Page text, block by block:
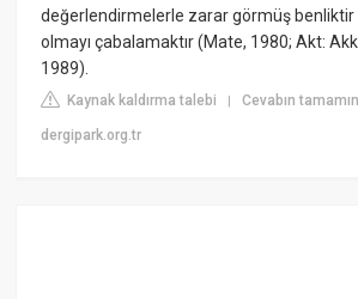
değerlendirmelerle zarar görmüş
olmayı çabalamaktır (Mate, 1980; Akt:
1989).
Kaynak kaldırma talebi |Cevabın
dergipark.org.tr